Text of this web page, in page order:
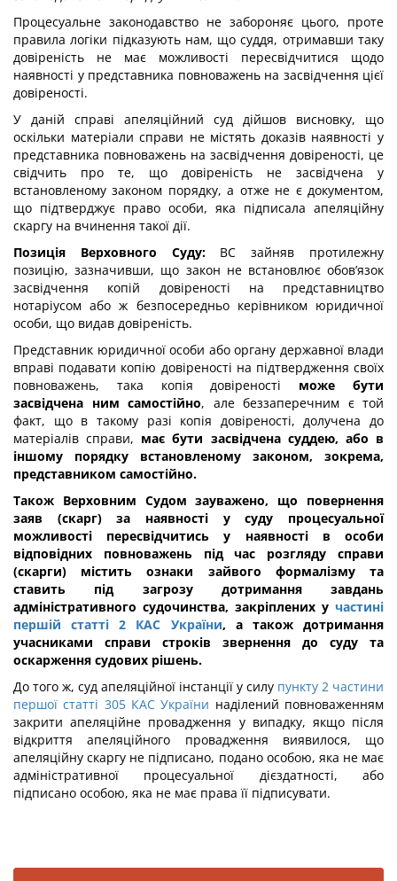
Процесуальне законодавство не забороняє цього, проте
правила логіки підказують нам, що суддя, отримавши таку
довіреність не має можливості пересвідчитися щодо
наявності у представника повноважень на засвідчення цієї
довіреності.
У даній справі апеляційний суд дійшов висновку, що
оскільки матеріали справи не містять доказів наявності у
представника повноважень на засвідчення довіреності, це
свідчить про те, що довіреність не засвідчена у
встановленому законом порядку, а отже не є документом,
що підтверджує право особи, яка підписала апеляційну
скаргу на вчинення такої дії.
Позиція Верховного Суду: ВC зайняв протилежну
позицію, зазначивши, що закон не встановлює обов’язок
засвідчення копій довіреності на представництво
нотаріусом або ж безпосередньо керівником юридичної
особи, що видав довіреність.
Представник юридичної особи або органу державної влади
вправі подавати копію довіреності на підтвердження своїх
повноважень, така копія довіреності може бути
засвідчена ним самостійно, але беззаперечним є той
факт, що в такому разі копія довіреності, долучена до
матеріалів справи, має бути засвідчена суддею, або в
іншому порядку встановленому законом, зокрема,
представником самостійно.
Також Верховним Судом зауважено, що повернення
заяв (скарг) за наявності у суду процесуальної
можливості пересвідчитись у наявності в особи
відповідних повноважень під час розгляду справи
(скарги) містить ознаки зайвого формалізму та
ставить під загрозу дотримання завдань
адміністративного судочинства, закріплених у частині
першій статті 2 КАС України, а також дотримання
учасниками справи строків звернення до суду та
оскарження судових рішень.
До того ж, суд апеляційної інстанції у силу пункту 2 частини
першої статті 305 КАС України наділений повноваженням
закрити апеляційне провадження у випадку, якщо після
відкриття апеляційного провадження виявилося, що
апеляційну скаргу не підписано, подано особою, яка не має
адміністративної процесуальної дієздатності, або
підписано особою, яка не має права її підписувати.